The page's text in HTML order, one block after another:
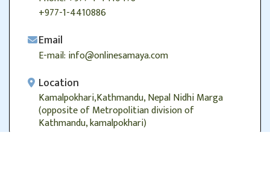
+977-1-4410886
Email
E-mail: info@onlinesamaya.com
Location
Kamalpokhari,Kathmandu, Nepal Nidhi Marga
(opposite of Metropolitian division of
Kathmandu, kamalpokhari)